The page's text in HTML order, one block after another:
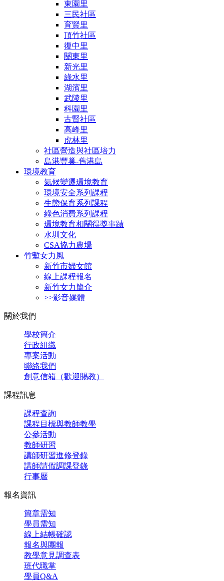
東園里
三民社區
育賢里
頂竹社區
復中里
關東里
新光里
綠水里
湖濱里
武陵里
科園里
古賢社區
高峰里
虎林里
社區營造與社區培力
島港豐巢-舊港島
環境教育
氣候變遷環境教育
環境安全系列課程
生態保育系列課程
綠色消費系列課程
環境教育相關得獎事蹟
水圳文化
CSA協力農場
竹塹女力風
新竹市婦女館
線上課程報名
新竹女力簡介
>>影音媒體
關於我們
學校簡介
行政組織
專案活動
聯絡我們
創意信箱（歡迎賜教）
課程訊息
課程查詢
課程目標與教師教學
公參活動
教師研習
講師研習進修登錄
講師請假調課登錄
行事曆
報名資訊
簡章需知
學員需知
線上結帳確認
報名與團報
教學意見調查表
班代職掌
學員Q&A